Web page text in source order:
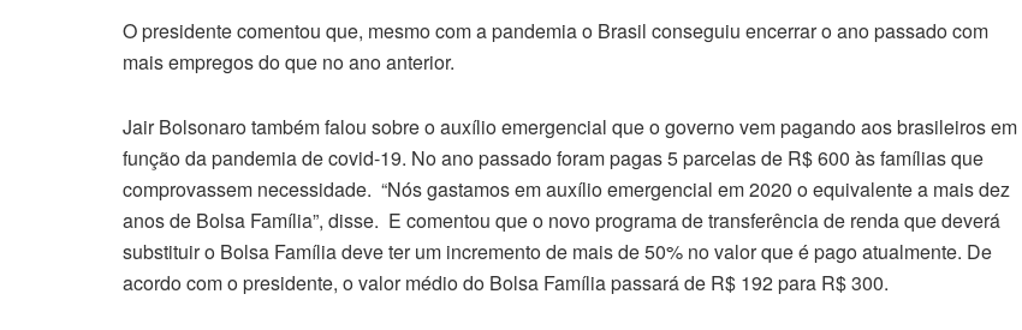
O presidente comentou que, mesmo com a pandemia o Brasil conseguiu encerrar o ano passado com
mais empregos do que no ano anterior.
Jair Bolsonaro também falou sobre o auxílio emergencial que o governo vem pagando aos brasileiros em
função da pandemia de covid-19. No ano passado foram pagas 5 parcelas de R$ 600 às famílias que
comprovassem necessidade. “Nós gastamos em auxílio emergencial em 2020 o equivalente a mais dez
anos de Bolsa Família”, disse. E comentou que o novo programa de transferência de renda que deverá
substituir o Bolsa Família deve ter um incremento de mais de 50% no valor que é pago atualmente. De
acordo com o presidente, o valor médio do Bolsa Família passará de R$ 192 para R$ 300.